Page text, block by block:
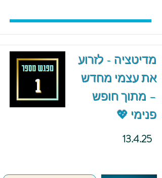
מדיטציה - לזרוע
את עצמי מחדש
– מתוך חופש
פנימי 💖
13.4.25